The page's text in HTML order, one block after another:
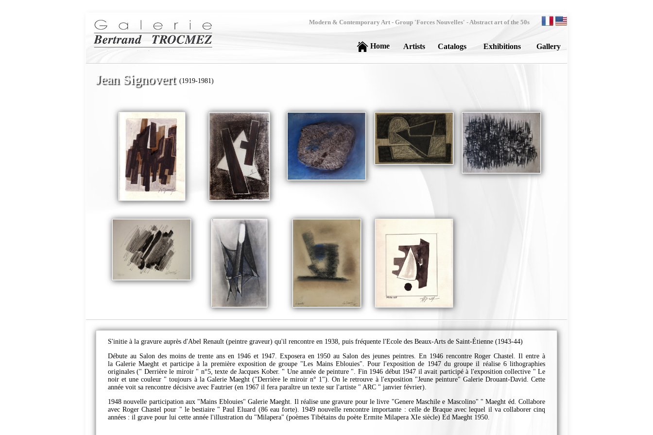
Modern & Contemporary Art - Group 'Forces Nouvelles' - Abstract art of the 50s
Home Artists Catalogs Exhibitions Gallery
Jean Signovert (1919-1981)
S'initie à la gravure auprès d'Abel Renault (peintre graveur) qu'il rencontre en 1938, puis fréquente l'Ecole des Beaux-Arts de Saint-Étienne (1943-44)
Débute au Salon des moins de trente ans en 1946 et 1947. Exposera en 1950 au Salon des jeunes peintres. En 1946 rencontre Roger Chastel. Il entre à
la Galerie Maeght et participe à la première exposition de groupe "Les Mains Eblouies". Pour l'exposition de 1947 du groupe il réalise 6 lithographies
originales (" Derrière le miroir " n°5, texte de Jacques Kober. " Une année de peinture ". Fin 1946 début 1947 il avait participé à l'exposition collective " Le
noir et une couleur " toujours à la Galerie Maeght ("Derrière le miroir n° 1"). On le retrouve à l'exposition "Jeune peinture" Galerie Drouant-David. Cette
année voit sa rencontre décisive avec Fautrier (en 1967 il fera paraître un texte sur l'artiste " ARC " janvier février).
1948 nouvelle participation aux "Mains Eblouies" Galerie Maeght. Il réalise une gravure pour le livre "Genere Maschile e Mascolino" " Maeght éd. Collabore
avec Roger Chastel pour " le bestiaire " Paul Eluard (86 eau forte). 1949 nouvelle rencontre importante : celle de Braque avec lequel il va collaborer cinq
années : il grave pour lui cette année l'illustration du "Milapera" (poèmes Tibétains du poète Ermite Milapera XIe siècle) Ed Maeght 1950.